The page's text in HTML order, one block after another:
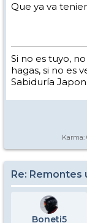
Que ya va
Si no es tuyo,
hagas, si no es
Sabiduría
Karma:
Re:
Boneti5